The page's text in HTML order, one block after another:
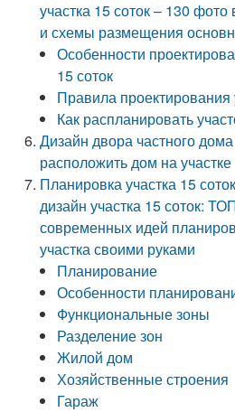
участка 15 соток – 130
и схемы размещения
Особенности
15 соток
Правила проектирования
Как распланировать
Дизайн двора частного
расположить дом на участке
Планировка участка 15
дизайн участка 15 соток:
современных идей
участка своими руками
Планирование
Особенности
Функциональные зоны
Разделение зон
Жилой дом
Хозяйственные строения
Гараж